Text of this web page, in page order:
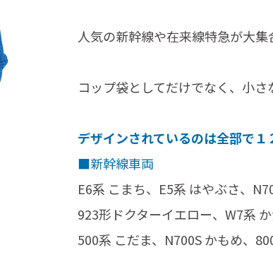
人気の新幹線や在来線特急が大集
コップ袋としてだけでなく、小
デザインされているのは全部で１
■新幹線車両
E6系 こまち、E5系 はやぶさ、
923形ドクターイエロー、W7系
500系 こだま、N700S かもめ、